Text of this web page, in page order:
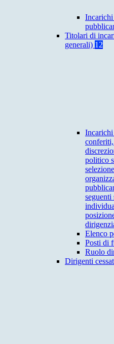
Titolari di
generali) 12
politico
Elenco
Posti di
Ruolo
Dirigenti